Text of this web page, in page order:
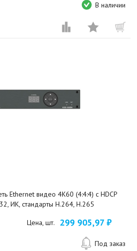
В наличии
Ethernet видео 4K60 (4:4:4) с HDCP
ИК, стандарты H.264, H.265
Цена, шт. 299 905,97 ₽
Под заказ